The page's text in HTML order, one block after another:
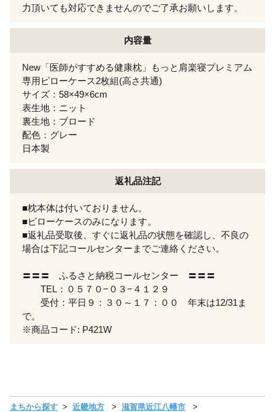
力頂いても対応できませんのでご了承お願いします。
内容量
New「医師がすすめる健康枕」もっと肩楽寝プレミアム
専用ピローケース2枚組(高さ共通)
サイズ：58×49×6cm
表生地：ニット
裏生地：ブロード
配色：グレー
日本製
返礼品注記
■枕本体は付いておりません。
■ピローケースのみになります。
■返礼品受取後、すぐに返礼品の状態を確認し、不良の
場合は下記コールセンターまでご連絡ください。
〓〓〓 ふるさと納税コールセンター 〓〓〓
TEL：０５７０−０３−４１２９
受付：平日９：３０～１７：００ 年末は12/31ま
で。
※商品コード: P421W
まちから探す 近畿地方
滋賀県近江八幡市